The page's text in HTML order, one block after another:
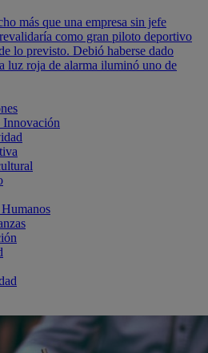
más que una empresa sin jefe
como gran piloto deportivo
lo previsto. Debió haberse dado
luz roja de alarma iluminó uno de
Innovación